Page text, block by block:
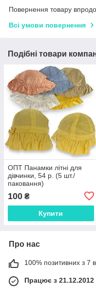
Повернення товару
Всі умови повернення
Подібні товари
ОПТ Панамки літні для
дівчинки, 54 р. (5 шт./
паковання)
100 ₴
Купити
Про нас
100% позитивних з 7
Працює з 21.12.2012